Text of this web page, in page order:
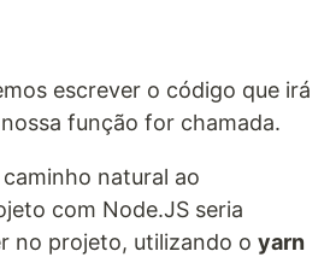
escrever o código que irá
função for chamada.
natural ao
com Node.JS seria
no projeto, utilizando o yarn